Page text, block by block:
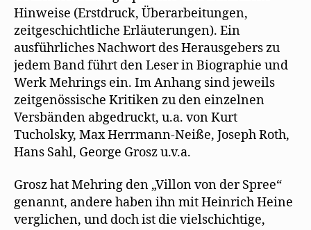
Hinweise (Erstdruck, Überarbeitungen,
zeitgeschichtliche Erläuterungen). Ein
ausführliches Nachwort des Herausgebers zu
jedem Band führt den Leser in Biographie und
Werk Mehrings ein. Im Anhang sind jeweils
zeitgenössische Kritiken zu den einzelnen
Versbänden abgedruckt, u.a. von Kurt
Tucholsky, Max Herrmann-Neiße, Joseph Roth,
Hans Sahl, George Grosz u.v.a.
Grosz hat Mehring den „Villon von der Spree“
genannt, andere haben ihn mit Heinrich Heine
verglichen, und doch ist die vielschichtige,